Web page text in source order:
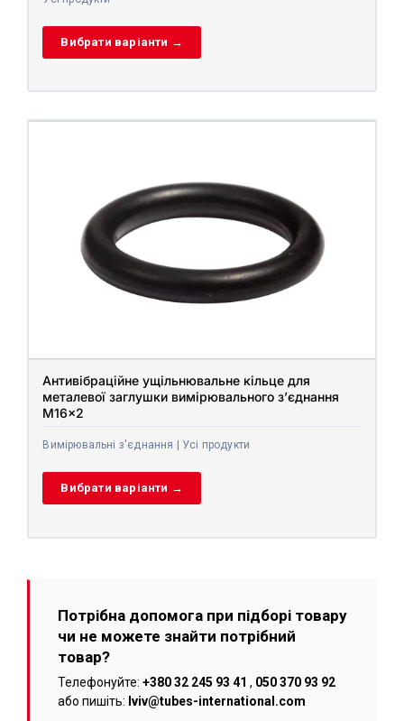
Вибрати варіанти →
Антивібраційне ущільнювальне кільце для
металевої заглушки вимірювального з’єднання
M16x2
Вимірювальні з'єднання | Усі продукти
Вибрати варіанти →
Потрібна допомога при підборі товару
чи не можете знайти потрібний
товар?
Телефонуйте: +380 32 245 93 41 , 050 370 93 92
або пишіть: lviv@tubes-international.com